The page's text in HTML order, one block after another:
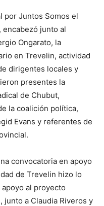
por Juntos Somos el
encabezó junto al
Ongarato, la
en Trevelin, actividad
dirigentes locales y
presentes la
de Chubut,
la coalición política,
Evans y referentes de
convocatoria en apoyo
de Trevelin hizo lo
al proyecto
junto a Claudia Riveros y